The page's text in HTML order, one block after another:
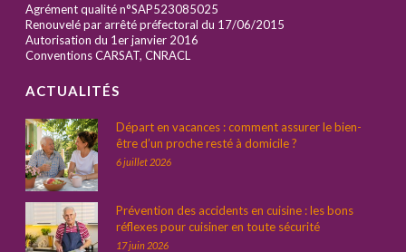
Agrément qualité n°SAP523085025
Renouvelé par arrêté préfectoral du 17/06/2015
Autorisation du 1er janvier 2016
Conventions CARSAT, CNRACL
ACTUALITÉS
Départ en vacances : comment assurer le bien-
être d’un proche resté à domicile ?
6 juillet 2026
Prévention des accidents en cuisine : les bons
réflexes pour cuisiner en toute sécurité
17 juin 2026